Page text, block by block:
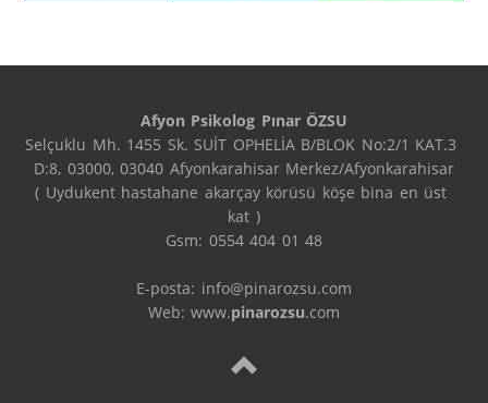
Afyon Psikolog Pınar ÖZSU
Selçuklu Mh. 1455 Sk. SUİT OPHELİA B/BLOK No:2/1 KAT.3
D:8, 03000, 03040 Afyonkarahisar Merkez/Afyonkarahisar
( Uydukent hastahane akarçay körüsü köşe bina en üst
kat )
Gsm: 0554 404 01 48
E-posta: info@pinarozsu.com
Web: www.pinarozsu.com